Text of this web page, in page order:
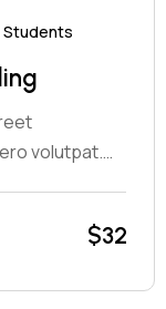
Students
volutpat.…
$32